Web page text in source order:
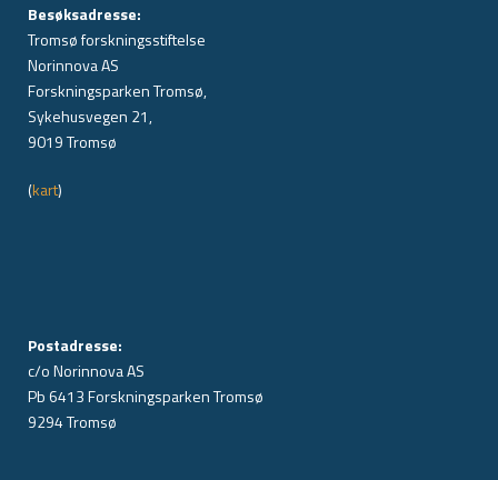
Besøksadresse:
Tromsø forskningsstiftelse
Norinnova AS
Forskningsparken Tromsø,
Sykehusvegen 21,
9019 Tromsø
(kart)
Postadresse:
c/o Norinnova AS
Pb 6413 Forskningsparken Tromsø
9294 Tromsø